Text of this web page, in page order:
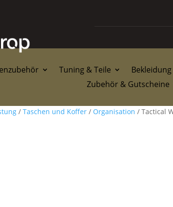
Tuning & Teile Bekleidung
Zubehör & Gutscheine
/ Taschen und Koffer / Organisation / Tactical